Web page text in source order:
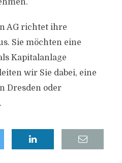
AG richtet ihre
Sie möchten eine
Kapitalanlage
wir Sie dabei, eine
Dresden oder